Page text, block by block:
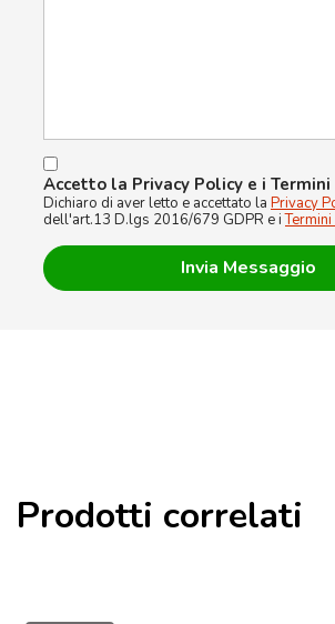
Accetto la Privacy Policy e i Termini
Dichiaro di aver letto e accettato la Privacy
dell'art.13 D.lgs 2016/679 GDPR e i
Prodotti correlati